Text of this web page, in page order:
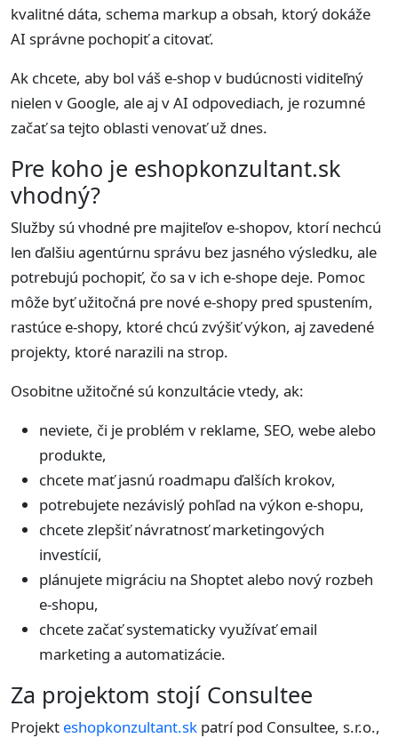
kvalitné dáta, schema markup a obsah, ktorý dokáže
AI správne pochopiť a citovať.
Ak chcete, aby bol váš e-shop v budúcnosti viditeľný
nielen v Google, ale aj v AI odpovediach, je rozumné
začať sa tejto oblasti venovať už dnes.
Pre koho je eshopkonzultant.sk
vhodný?
Služby sú vhodné pre majiteľov e-shopov, ktorí nechcú
len ďalšiu agentúrnu správu bez jasného výsledku, ale
potrebujú pochopiť, čo sa v ich e-shope deje. Pomoc
môže byť užitočná pre nové e-shopy pred spustením,
rastúce e-shopy, ktoré chcú zvýšiť výkon, aj zavedené
projekty, ktoré narazili na strop.
Osobitne užitočné sú konzultácie vtedy, ak:
neviete, či je problém v reklame, SEO, webe alebo
produkte,
chcete mať jasnú roadmapu ďalších krokov,
potrebujete nezávislý pohľad na výkon e-shopu,
chcete zlepšiť návratnosť marketingových
investícií,
plánujete migráciu na Shoptet alebo nový rozbeh
e-shopu,
chcete začať systematicky využívať email
marketing a automatizácie.
Za projektom stojí Consultee
Projekt eshopkonzultant.sk patrí pod Consultee, s.r.o.,